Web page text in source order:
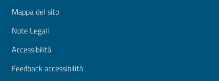
Mappa del sito
Note Legali
Accessibilità
Feedback accessibilità